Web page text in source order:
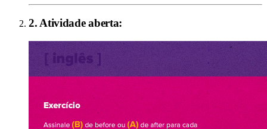
2. Atividade aberta: